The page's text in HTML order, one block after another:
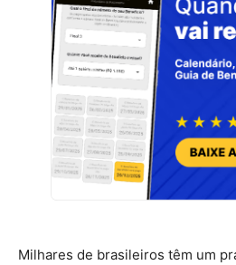
Milhares de brasileiros têm um